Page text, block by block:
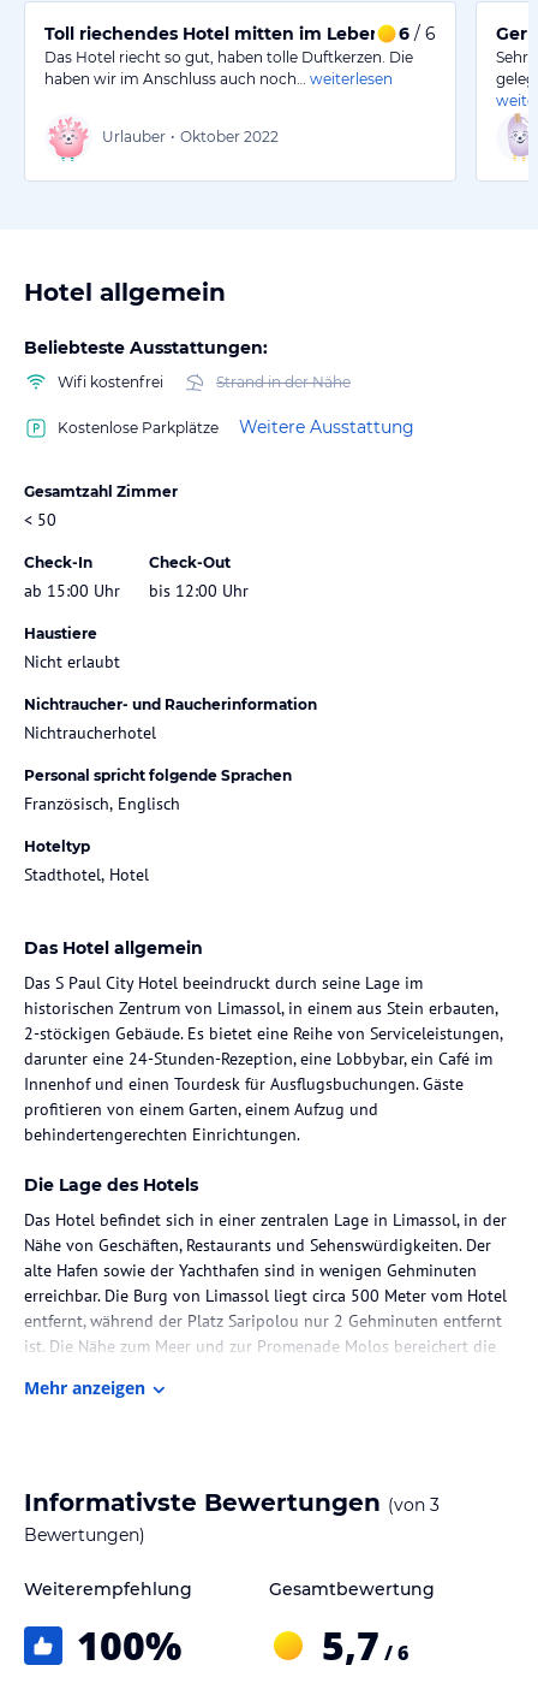
Toll riechendes Hotel mitten im Leben 6 / 6
Das Hotel riecht so gut, haben tolle Duftkerzen. Die
haben wir im Anschluss auch noch…
weiterlesen
Urlauber • Oktober 2022
Sehr
Hotel allgemein
Beliebteste Ausstattungen:
Wifi kostenfrei Strand in der Nähe
Kostenlose Parkplätze Weitere Ausstattung
Gesamtzahl Zimmer
< 50
Check-In
ab 15:00 Uhr
Check-Out
bis 12:00 Uhr
Haustiere
Nicht erlaubt
Nichtraucher- und Raucherinformation
Nichtraucherhotel
Personal spricht folgende Sprachen
Französisch, Englisch
Hoteltyp
Stadthotel, Hotel
Das Hotel allgemein
Das S Paul City Hotel beeindruckt durch seine Lage im
historischen Zentrum von Limassol, in einem aus Stein erbauten,
2-stöckigen Gebäude. Es bietet eine Reihe von Serviceleistungen,
darunter eine 24-Stunden-Rezeption, eine Lobbybar, ein Café im
Innenhof und einen Tourdesk für Ausflugsbuchungen. Gäste
profitieren von einem Garten, einem Aufzug und
behindertengerechten Einrichtungen.
Die Lage des Hotels
Das Hotel befindet sich in einer zentralen Lage in Limassol, in der
Nähe von Geschäften, Restaurants und Sehenswürdigkeiten. Der
alte Hafen sowie der Yachthafen sind in wenigen Gehminuten
erreichbar. Die Burg von Limassol liegt circa 500 Meter vom Hotel
entfernt, während der Platz Saripolou nur 2 Gehminuten entfernt
ist. Die Nähe zum Meer und zur Promenade Molos bereichert die
Ausstattungsmerkmalen gehören ein Doppelbett oder Sofabett,
ein Safe, eine Minibar, ein Telefon, Sat-TV und kostenloses WiFi.
Zimmer bieten zudem eine Terrasse mit Blick auf das Meer oder
Gastronomie im Hotel
Mehr anzeigen
Informativste Bewertungen (von 3
Bewertungen)
Weiterempfehlung
100%
Gesamtbewertung
5,7 / 6